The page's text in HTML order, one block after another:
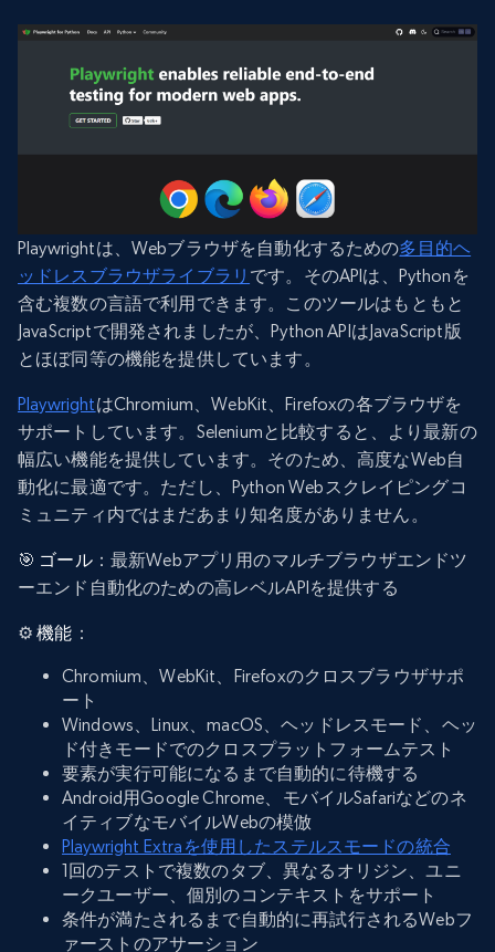
Playwrightは、Webブラウザを自動化するための多目的ヘ
ッドレスブラウザライブラリ です。そのAPIは、Pythonを
含む複数の言語で利用できます。このツールはもともと
JavaScriptで開発されましたが、Python APIはJavaScript版
とほぼ同等の機能を提供しています。
PlaywrightはChromium、WebKit、Firefoxの各ブラウザを
サポートしています。Seleniumと比較すると、より最新の
幅広い機能を提供しています。そのため、高度なWeb自
動化に最適です。ただし、Python Webスクレイピングコ
ミュニティ内ではまだあまり知名度がありません。
🎯 ゴール：最新Webアプリ用のマルチブラウザエンドツ
ーエンド自動化のための高レベルAPIを提供する
⚙️機能 ：
Chromium、WebKit、Firefoxのクロスブラウザサポ
ート
Windows、Linux、macOS、ヘッドレスモード、ヘッ
ド付きモードでのクロスプラットフォームテスト
要素が実行可能になるまで自動的に待機する
Android用Google Chrome、モバイルSafariなどのネ
イティブなモバイルWebの模倣
Playwright Extraを使用したステルスモードの統合
1回のテストで複数のタブ、異なるオリジン、ユニ
ークユーザー、個別のコンテキストをサポート
条件が満たされるまで自動的に再試行されるWebフ
ァーストのアサーション